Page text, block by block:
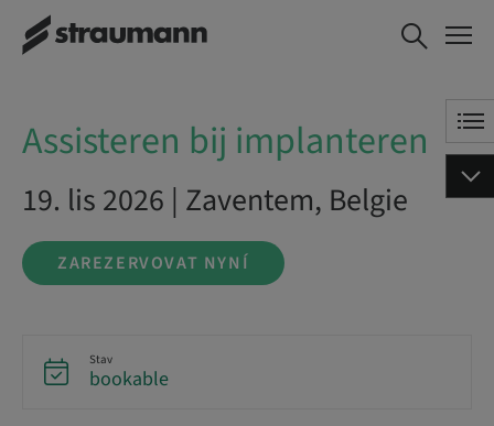
Assisteren bij
implanteren
ZAREZERVOVAT NYNÍ
Assisteren bij implanteren
19. lis 2026 | Zaventem, Belgie
ZAREZERVOVAT NYNÍ
Stav
bookable